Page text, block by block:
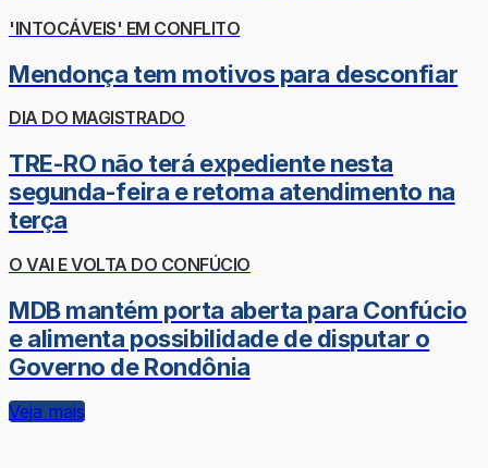
'INTOCÁVEIS' EM CONFLITO
Mendonça tem motivos para desconfiar
DIA DO MAGISTRADO
TRE-RO não terá expediente nesta
segunda-feira e retoma atendimento na
terça
O VAI E VOLTA DO CONFÚCIO
MDB mantém porta aberta para Confúcio
e alimenta possibilidade de disputar o
Governo de Rondônia
Veja mais